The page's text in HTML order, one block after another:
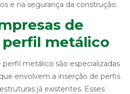
e na segurança da construção.
de
perfil metálico
perfil metálico são especializadas
envolvem a inserção de perfis
já existentes. Esses